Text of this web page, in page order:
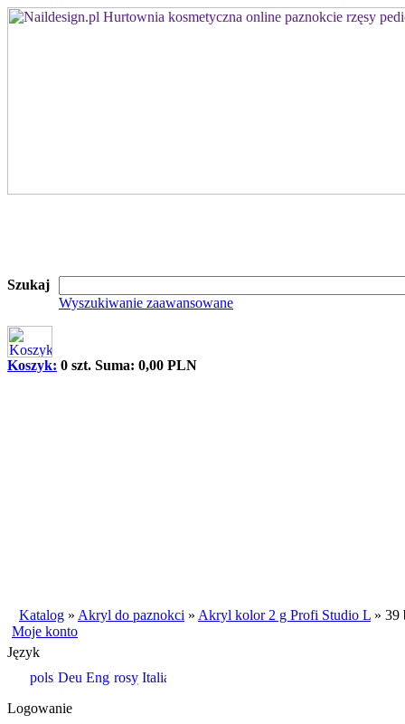
Szukaj
Wyszukiwanie zaawansowane
Koszyk: 0 szt. Suma: 0,00 PLN
Katalog » Akryl do paznokci » Akryl kolor 2 g Profi Studio L » 39
Moje konto
Język
Logowanie